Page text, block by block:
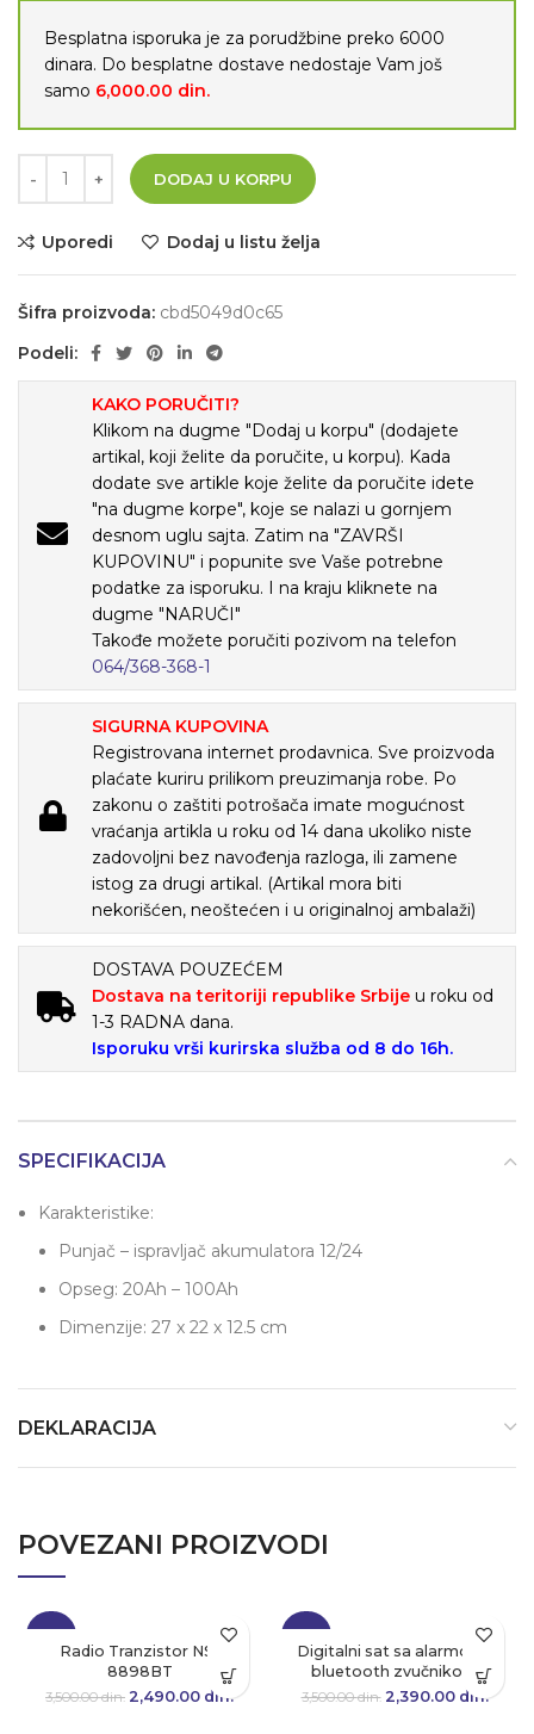
Besplatna isporuka je za porudžbine preko 6000
dinara. Do besplatne dostave nedostaje Vam još
samo 6,000.00 din.
DODAJ U KORPU
Uporedi Dodaj u listu želja
Šifra proizvoda: cbd5049d0c65
Podeli:
KAKO PORUČITI?
Klikom na dugme "Dodaj u korpu" (dodajete
artikal, koji želite da poručite, u korpu). Kada
dodate sve artikle koje želite da poručite idete
"na dugme korpe", koje se nalazi u gornjem
desnom uglu sajta. Zatim na "ZAVRŠI
KUPOVINU" i popunite sve Vaše potrebne
podatke za isporuku. I na kraju kliknete na
dugme "NARUČI"
Takođe možete poručiti pozivom na telefon
064/368-368-1
SIGURNA KUPOVINA
Registrovana internet prodavnica. Sve proizvoda
plaćate kuriru prilikom preuzimanja robe. Po
zakonu o zaštiti potrošača imate mogućnost
vraćanja artikla u roku od 14 dana ukoliko niste
zadovoljni bez navođenja razloga, ili zamene
istog za drugi artikal. (Artikal mora biti
nekorišćen, neoštećen i u originalnoj ambalaži)
DOSTAVA POUZEĆEM
Dostava na teritoriji republike Srbije u roku od
1-3 RADNA dana.
Isporuku vrši kurirska služba od 8 do 16h.
SPECIFIKACIJA
Karakteristike:
Punjač – ispravljač akumulatora 12/24
Opseg: 20Ah – 100Ah
Dimenzije: 27 x 22 x 12.5 cm
DEKLARACIJA
POVEZANI PROIZVODI
-29%
Radio Tranzistor NS-
8898BT
3,500.00din. Originalna cena
2,490.00 din.
Trenutna
-32%
Digitalni sat sa alarmom i
bluetooth zvučnikom
3,500.00din. Originalna cena
2,390.00 din.